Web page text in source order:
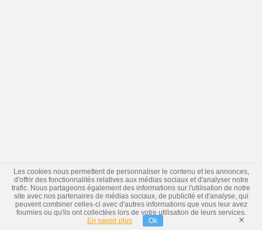
Les cookies nous permettent de personnaliser le contenu et les annonces,
d'offrir des fonctionnalités relatives aux médias sociaux et d'analyser notre
trafic. Nous partageons également des informations sur l'utilisation de notre
site avec nos partenaires de médias sociaux, de publicité et d'analyse, qui
peuvent combiner celles-ci avec d'autres informations que vous leur avez
fournies ou qu'ils ont collectées lors de votre utilisation de leurs services.
En savoir plus
Ok ×